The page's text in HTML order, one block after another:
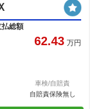
払総額
62.43 万円
車検/自賠責
自賠責保険無し